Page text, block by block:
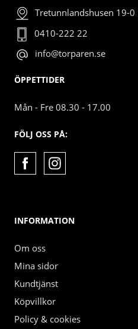
Tretunnlandshusen 19-
0410-222 22
info@torparen.se
ÖPPETTIDER
Mån - Fre 08.30 - 17.00
FÖLJ OSS PÅ:
INFORMATION
Om oss
Mina sidor
Kundtjänst
Köpvillkor
Policy & cookies